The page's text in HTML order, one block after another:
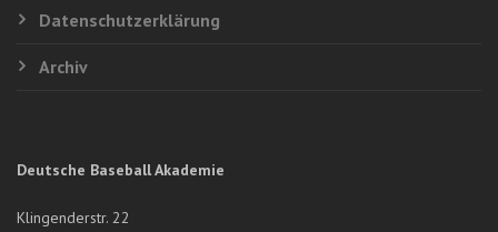
Datenschutzerklärung
Archiv
Deutsche Baseball Akademie
Klingenderstr. 22